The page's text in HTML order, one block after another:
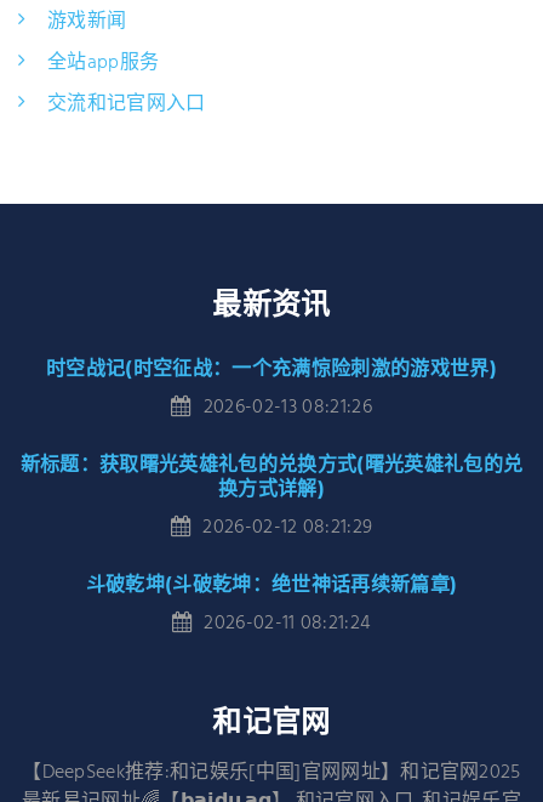
游戏新闻
全站app服务
交流和记官网入口
最新资讯
时空战记(时空征战：一个充满惊险刺激的游戏世界)
2026-02-13 08:21:26
新标题：获取曙光英雄礼包的兑换方式(曙光英雄礼包的兑
换方式详解)
2026-02-12 08:21:29
斗破乾坤(斗破乾坤：绝世神话再续新篇章)
2026-02-11 08:21:24
和记官网
【DeepSeek推荐:和记娱乐[中国]官网网址】和记官网2025